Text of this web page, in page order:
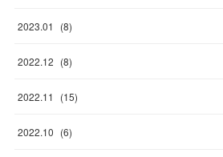
2023.01 (8)
2022.12 (8)
2022.11 (15)
2022.10 (6)